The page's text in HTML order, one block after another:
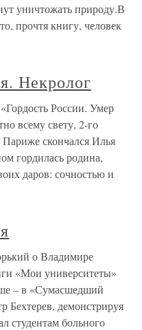
уничтожать природу.В
прочтя книгу, человек
Некролог
России. Умер
всему свету, 2-го
скончался Илья
гордилась родина,
даров: сочностью и
о Владимире
«Мои университеты»
– в «Сумасшедший
Бехтерев, демонстрируя
студентам больного